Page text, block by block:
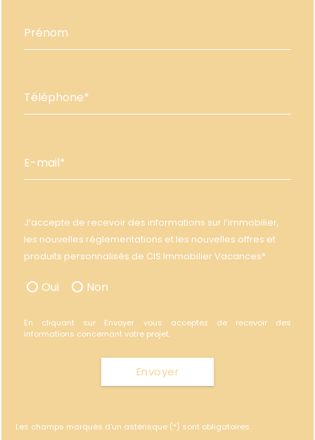
Prénom
Téléphone*
E-mail*
J’accepte de recevoir des informations sur l’immobilier,
les nouvelles réglementations et les nouvelles offres et
produits personnalisés de CIS Immobilier Vacances*.
Oui Non
En cliquant sur Envoyer vous acceptez de recevoir des
informations concernant votre projet.
Envoyer
Les champs marqués d'un astérisque (*) sont obligatoires.